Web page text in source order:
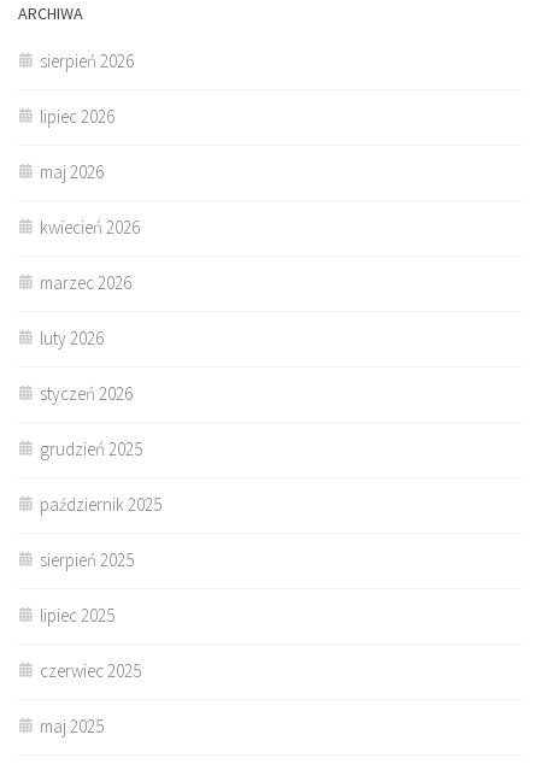
ARCHIWA
sierpień 2026
lipiec 2026
maj 2026
kwiecień 2026
marzec 2026
luty 2026
styczeń 2026
grudzień 2025
październik 2025
sierpień 2025
lipiec 2025
czerwiec 2025
maj 2025